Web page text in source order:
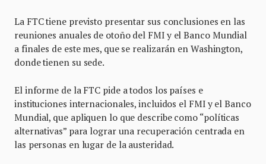
La FTC tiene previsto presentar sus conclusiones en las
reuniones anuales de otoño del FMI y el Banco Mundial
a finales de este mes, que se realizarán en Washington,
donde tienen su sede.
El informe de la FTC pide a todos los países e
instituciones internacionales, incluidos el FMI y el Banco
Mundial, que apliquen lo que describe como “políticas
alternativas” para lograr una recuperación centrada en
las personas en lugar de la austeridad.